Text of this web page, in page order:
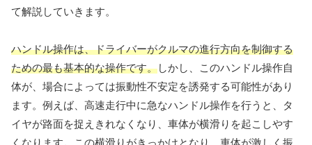
て解説していきます。
ハンドル操作は、ドライバーがクルマの進行方向を制御する
ための最も基本的な操作です。しかし、このハンドル操作自
体が、場合によっては振動性不安定を誘発する可能性があり
ます。例えば、高速走行中に急なハンドル操作を行うと、タ
イヤが路面を捉えきれなくなり、車体が横滑りを起こしやす